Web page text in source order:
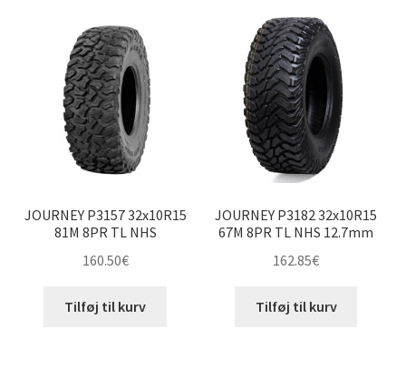
JOURNEY P3157 32x10R15
81M 8PR TL NHS
160.50€
Tilføj til kurv
JOURNEY P3182 32x10R15
67M 8PR TL NHS 12.7mm
162.85€
Tilføj til kurv